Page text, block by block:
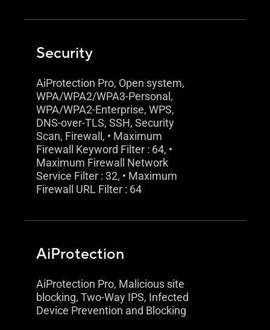
Security
AiProtection Pro, Open system,
WPA/WPA2/WPA3-Personal,
WPA/WPA2-Enterprise, WPS,
DNS-over-TLS, SSH, Security
Scan, Firewall, • Maximum
Firewall Keyword Filter : 64, •
Maximum Firewall Network
Service Filter : 32, • Maximum
Firewall URL Filter : 64
AiProtection
AiProtection Pro, Malicious site
blocking, Two-Way IPS, Infected
Device Prevention and Blocking